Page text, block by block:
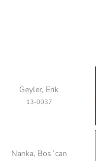
Geyler, Erik
13-0037
Nanka, Bos´can